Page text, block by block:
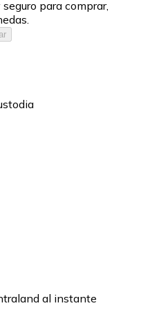
para comprar,
al instante